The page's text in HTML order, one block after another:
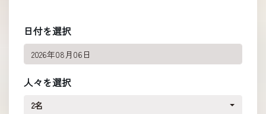
日付を選択
人々を選択
2名